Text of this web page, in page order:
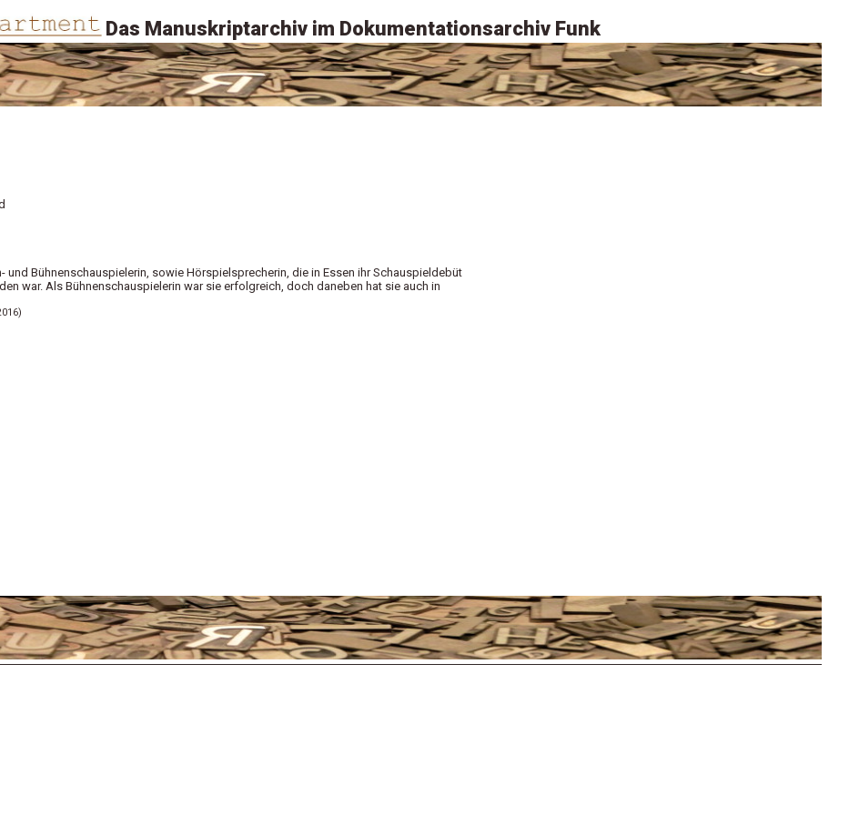
Das Manuskriptarchiv im Dokumentationsarchiv Funk
und Bühnenschauspielerin, sowie Hörspielsprecherin, die in Essen ihr Schauspieldebüt
war. Als Bühnenschauspielerin war sie erfolgreich, doch daneben hat sie auch in